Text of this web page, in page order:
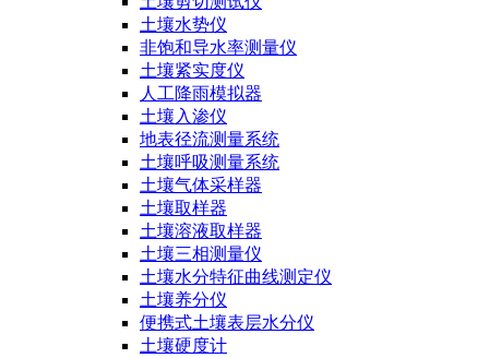
土壤水势仪
非饱和导水率测量仪
土壤紧实度仪
人工降雨模拟器
土壤入渗仪
地表径流测量系统
土壤呼吸测量系统
土壤气体采样器
土壤取样器
土壤溶液取样器
土壤三相测量仪
土壤水分特征曲线测定仪
土壤养分仪
便携式土壤表层水分仪
土壤硬度计